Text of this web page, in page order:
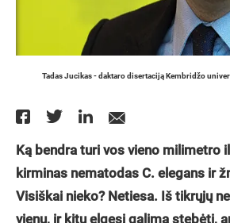
Tadas Jucikas - daktaro disertaciją Kembridžo
Ką bendra turi vos vieno milimetro
kirminas nematodas C. elegans ir
Visiškai nieko? Netiesa. Iš tikrųjų
vienų, ir kitų elgesį galima stebėti,